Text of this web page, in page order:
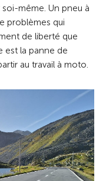
même. Un pneu à
problèmes qui
de liberté que
est la panne de
au travail à moto.